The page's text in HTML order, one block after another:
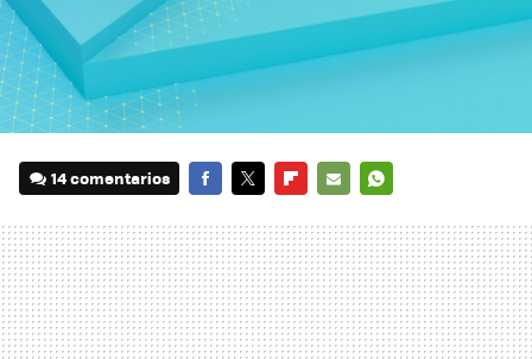
14 comentarios
MAIL